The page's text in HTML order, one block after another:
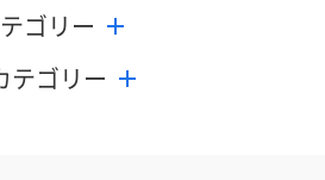
ゴリー
テゴリー